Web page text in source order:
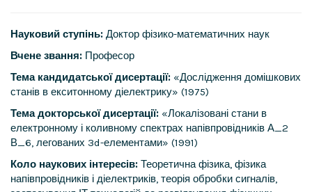
Науковий ступінь: Доктор фізико-математичних наук
Вчене звання: Професор
Тема кандидатської дисертації: «Дослідження домішкових
станів в екситонному діелектрику» (1975)
Тема докторської дисертації: «Локалізовані стани в
електронному і коливному спектрах напівпровідників А_2
В_6, легованих 3d-елементами» (1991)
Коло наукових інтересів: Теоретична фізика, фізика
напівпровідників і діелектриків, теорія обробки сигналів,